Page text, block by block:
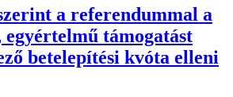
a referendummal a
támogatást
betelepítési kvóta elleni